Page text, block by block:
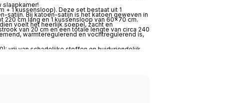
slaapkamer!
satijn. Bij katoen-satijn is het katoen geweven in
voelt het heerlijk soepel, zacht en
warmteregulerend en vochtregulerend is,
1 kussensloop). Deze set bestaat uit 1
cm lang en 1 kussensloop van 60×70 cm.
van 20 cm en een totale lengte van circa 240
vrij van schadelijke stoffen en huidvriendelijk.